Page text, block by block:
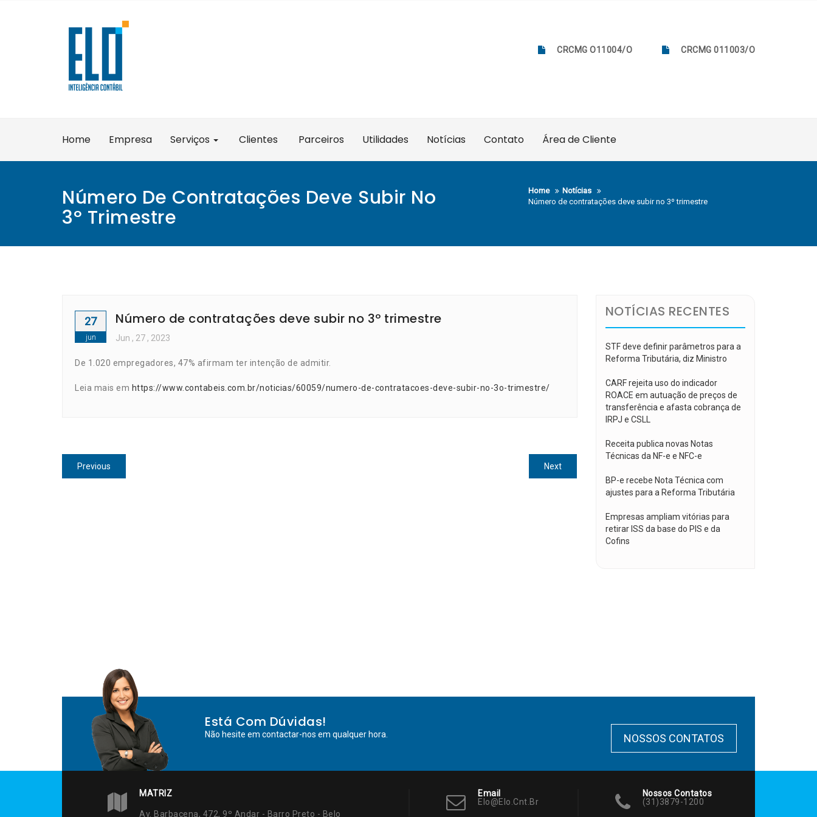
CRCMG O11004/O CRCMG 011003/O
Home Empresa Serviços Clientes Parceiros Utilidades Notícias Contato Área de Cliente
Número De Contratações Deve Subir No
3º Trimestre
Home
Notícias
Número de contratações deve subir no 3º trimestre
27
jun
Número de contratações deve subir no 3º trimestre
Jun , 27 , 2023
De 1.020 empregadores, 47% afirmam ter intenção de admitir.
Leia mais em https://www.contabeis.com.br/noticias/60059/numero-de-contratacoes-deve-subir-no-3o-trimestre/
Navegação
de
Previous
post:
NextNext
post:
NOTÍCIAS RECENTES
STF deve definir parâmetros para a
Reforma Tributária, diz Ministro
CARF rejeita uso do indicador
ROACE em autuação de preços de
transferência e afasta cobrança de
IRPJ e CSLL
Receita publica novas Notas
Técnicas da NF-e e NFC-e
BP-e recebe Nota Técnica com
ajustes para a Reforma Tributária
Empresas ampliam vitórias para
retirar ISS da base do PIS e da
Cofins
Está Com Dúvidas!
Não hesite em contactar-nos em qualquer hora. NOSSOS CONTATOS
MATRIZ
Av. Barbacena, 472, 9º Andar - Barro Preto - Belo
Email
Elo@elo.cnt.br
Nossos Contatos
(31)3879-1200